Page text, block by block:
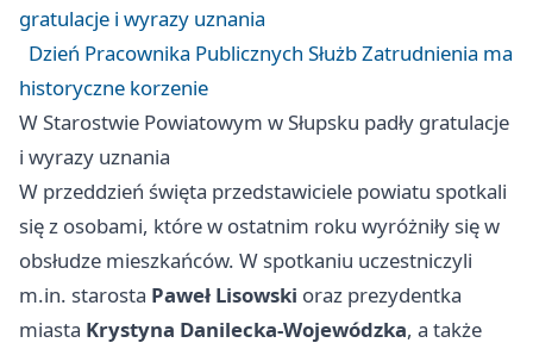
gratulacje i wyrazy uznania
Dzień Pracownika Publicznych Służb Zatrudnienia ma
historyczne korzenie
W Starostwie Powiatowym w Słupsku padły gratulacje
i wyrazy uznania
W przeddzień święta przedstawiciele powiatu spotkali
się z osobami, które w ostatnim roku wyróżniły się w
obsłudze mieszkańców. W spotkaniu uczestniczyli
m.in. starosta Paweł Lisowski oraz prezydentka
miasta Krystyna Danilecka-Wojewódzka, a także